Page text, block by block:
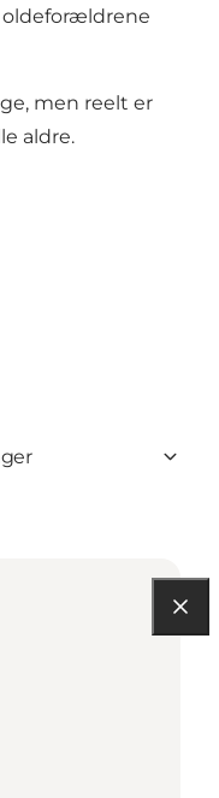
men reelt er
aldre.